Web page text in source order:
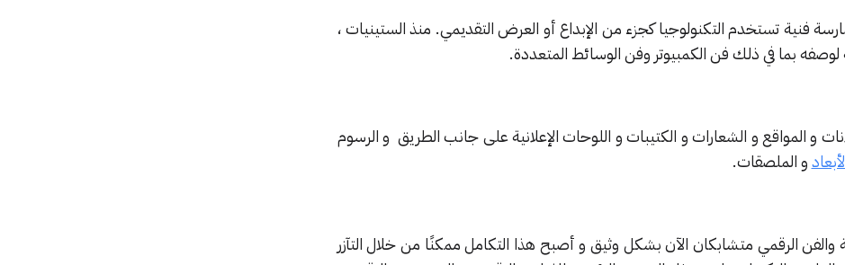
فنية تستخدم التكنولوجيا كجزء من الإبداع أو العرض التقديمي. منذ الستينيات ،
بما في ذلك فن الكمبيوتر وفن الوسائط المتعددة.
و المواقع و الشعارات و الكتيبات و اللوحات الإعلانية على جانب الطريق و الرسوم
و الملصقات.
والفن الرقمي متشابكان الآن بشكل وثيق و أصبح هذا التكامل ممكنًا من خلال التآزر